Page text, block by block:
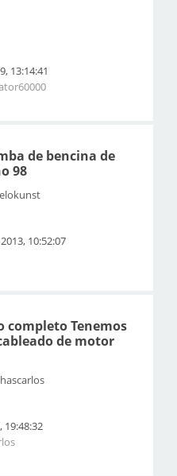
13:14:41
de bencina de
98
10:52:07
completo Tenemos
de motor
19:48:32